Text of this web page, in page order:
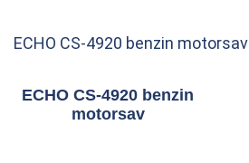
ECHO CS-4920 benzin motorsav
ECHO CS-4920 benzin
motorsav